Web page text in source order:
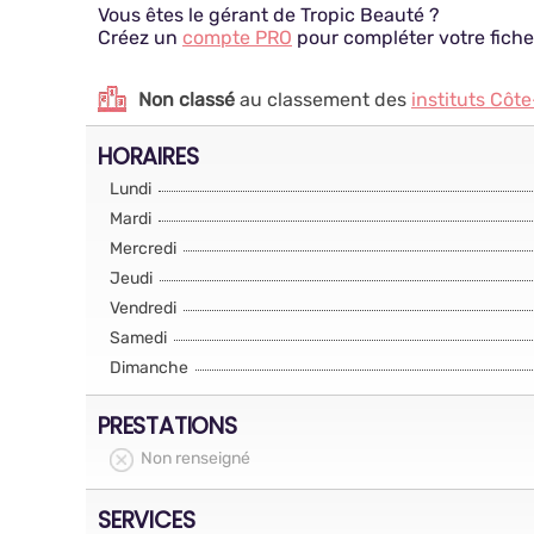
Vous êtes le gérant de Tropic Beauté ?
Créez un compte PRO pour compléter votre
Non classé au classement des instituts
HORAIRES
Lundi
Mardi
Mercredi
Jeudi
Vendredi
Samedi
Dimanche
PRESTATIONS
Non renseigné
SERVICES